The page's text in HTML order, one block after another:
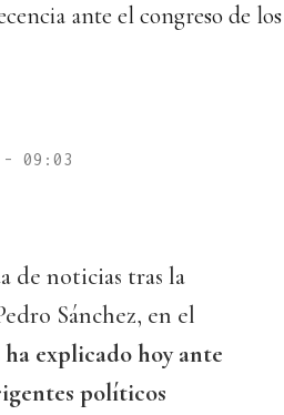
ante el congreso de
09:03
de noticias tras la
Sánchez, en el
ha explicado hoy ante
políticos